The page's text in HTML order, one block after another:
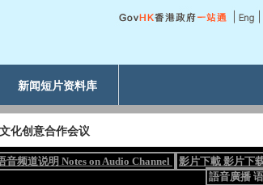
新闻短片资料库
化创意合作会议